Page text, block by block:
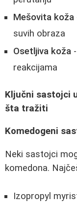
Mešovita koža
suvih obraza
Osetljiva koža
reakcijama
Ključni sastojci
šta tražiti
Komedogeni
Neki sastojci
komedona.
Izopropyl